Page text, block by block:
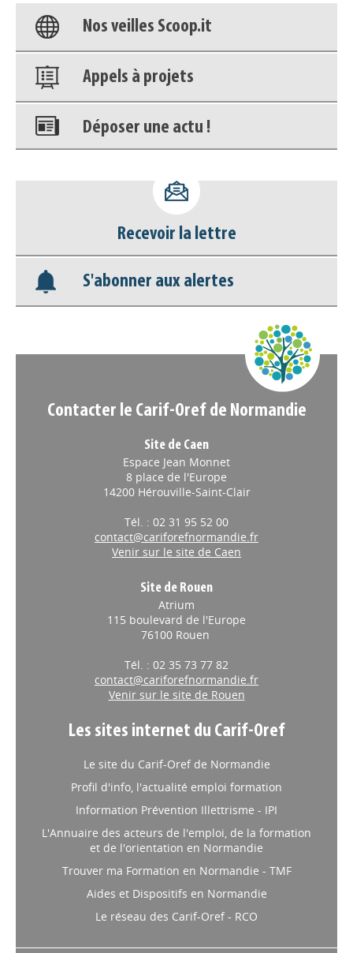
Nos veilles Scoop.it
Appels à projets
Déposer une actu !
déconnecter)
Base documentaire
Nos veilles Scoop.it
Recevoir la lettre
S'abonner aux alertes
Contacter le Carif-Oref de Normandie
Site de Caen
Espace Jean Monnet
8 place de l'Europe
14200 Hérouville-Saint-Clair
Tél. : 02 31 95 52 00
contact@cariforefnormandie.fr
Venir sur le site de Caen
Site de Rouen
Atrium
115 boulevard de l'Europe
76100 Rouen
Tél. : 02 35 73 77 82
contact@cariforefnormandie.fr
Venir sur le site de Rouen
Les sites internet du Carif-Oref
Le site du Carif-Oref de Normandie
Profil d'info, l'actualité emploi formation
Information Prévention Illettrisme - IPI
L'Annuaire des acteurs de l'emploi, de la formation
et de l'orientation en Normandie
Trouver ma Formation en Normandie - TMF
Aides et Dispositifs en Normandie
Le réseau des Carif-Oref - RCO